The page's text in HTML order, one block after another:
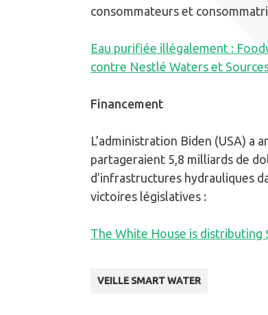
consommateurs et
Eau purifiée illégalement :
contre Nestlé Waters et
Financement
L’administration Biden (USA)
partageraient 5,8 milliards de
d’infrastructures hydrauliques
victoires législatives :
The White House is
VEILLE SMART WATER